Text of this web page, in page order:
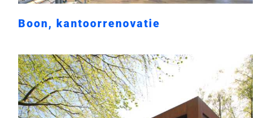
Boon, kantoorrenovatie